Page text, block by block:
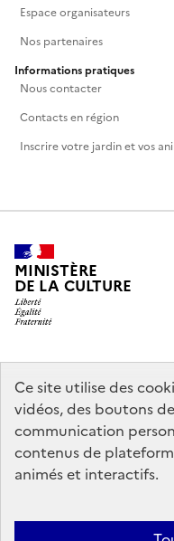
Ce site utilise des
vidéos, des boutons
communication
contenus de
animés et interactifs.
Espace organisateurs
Nos partenaires
Informations pratiques
Nous contacter
Contacts en région
Inscrire votre jardin et vos
MINISTÈRE
DE LA CULTURE
legifrance.gouv.fr
service-public.gouv.fr
Politique d’utilisation des